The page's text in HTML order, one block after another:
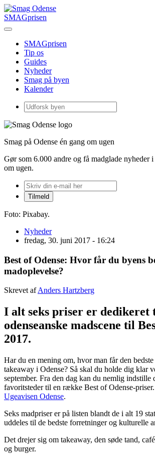
SMAGprisen
SMAGprisen
Tip os
Guides
Nyheder
Smag på byen
Kalender
Smag på Odense én gang om ugen
Gør som 6.000 andre og få madglade nyheder
om ugen.
Foto: Pixabay.
Nyheder
fredag, 30. juni 2017 - 16:24
Best of Odense: Hvor får du byens
madoplevelse?
Skrevet afAnders Hartzberg
I alt seks priser er dedikeret
odenseanske madscene til
2017.
Har du en mening om, hvor man får den
takeaway i Odense? Så skal du holde dig klar
september. Fra den dag kan du nemlig indstille
favoritsteder til en række Best of Odense-
Ugeavisen Odense.
Seks madpriser er på listen blandt de i alt 19
uddeles til de bedste forretninger og kulturelle
Det drejer sig om takeaway, den søde tand,
og burger.